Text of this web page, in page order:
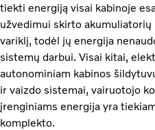
tiekti energiją visai kabinoje
užvedimui skirto
variklį, todėl jų energija
sistemų darbui. Visai kitai,
autonominiam kabinos
ir vaizdo sistemai, vairuotojo
įrenginiams energija yra
komplekto.